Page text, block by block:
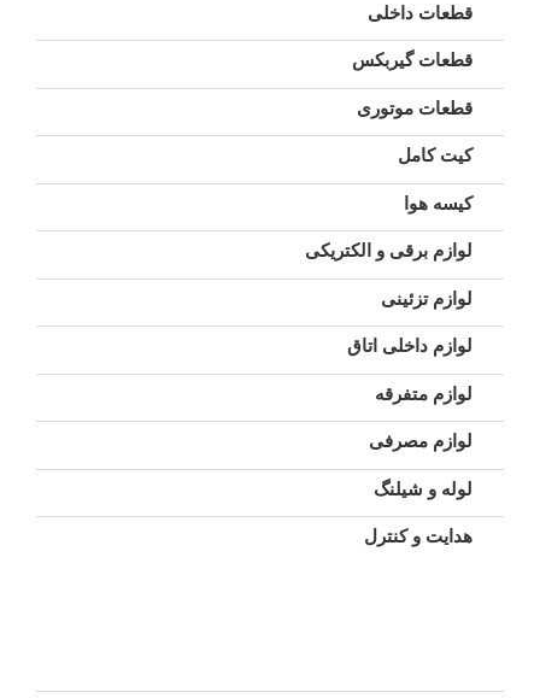
قطعات داخلی
قطعات گیربکس
قطعات موتوری
کیت کامل
کیسه هوا
لوازم برقی و الکتریکی
لوازم تزئینی
لوازم داخلی اتاق
لوازم متفرقه
لوازم مصرفی
لوله و شیلنگ
هدایت و کنترل